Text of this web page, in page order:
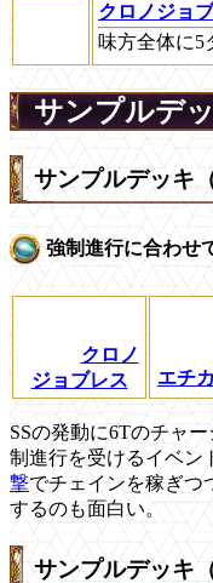
クロノジョ
味方全体に5
サンプルデ
サンプルデッキ
強制進行に合わせ
クロノ
ジョブレス
エチカ
SSの発動に6Tのチャ
制進行を受けるイベン
撃でチェインを稼ぎつ
するのも面白い。
サンプルデッキ